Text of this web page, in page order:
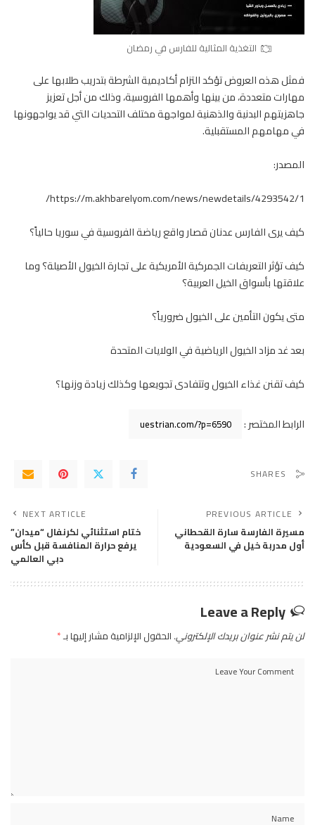
التغذية المثالية للفارس في رمضان
فمثل هذه العروض تؤكد التزام أكاديمية الشرطة بتدريب طلابها على
مهارات متعددة، من بينها وأهمها الفروسية، وذلك من أجل تعزيز
جاهزيتهم البدنية والذهنية لمواجهة مختلف التحديات التي قد يواجهونها
في مهامهم المستقبلية.
المصدر:
https://m.akhbarelyom.com/news/newdetails/4293542/1/
كيف يرى الفارس عدنان قصار واقع رياضة الفروسية في سوريا حالياً؟
كيف تؤثر التعريفات الجمركية الأمريكية على تجارة الخيول الأصيلة؟ وما
علاقتها بأسواق الخيل العربية؟
متى يكون التأمين على الخيول ضرورياً؟
بعد غد مزاد الخيول الرياضية في الولايات المتحدة
كيف تقنن غذاء الخيول وتتفادى تجويعها وكذلك زيادة وزنها؟
الرابط المختصر :
SHARES
PREVIOUS ARTICLE
مسيرة الفارسة سارة القحطاني
أول مدربة خيل في السعودية
NEXT ARTICLE
ختام استثنائي لكرنفال “ميدان”
يرفع حرارة المنافسة قبل كأس
دبي العالمي
Leave a Reply
لن يتم نشر عنوان بريدك الإلكتروني. الحقول الإلزامية مشار إليها بـ*